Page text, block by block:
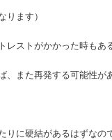
ります）
レストがかかった時もあ
、また再発する可能性が
りに硬結があるはずなの